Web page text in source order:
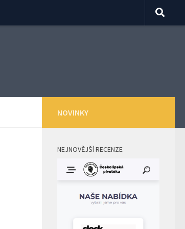
NOVINKY
NEJNOVĚJŠÍ RECENZE